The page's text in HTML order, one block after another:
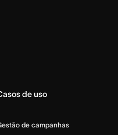
de uso
de campanhas